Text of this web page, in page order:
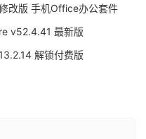
改版 手机Office办公套件
v52.4.41 最新版
解锁付费版